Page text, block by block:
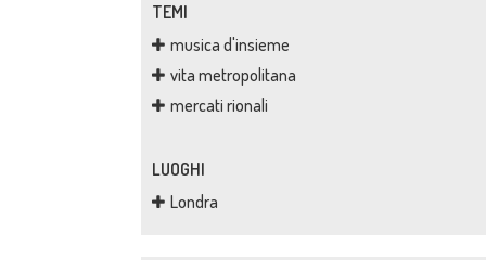
TEMI
musica d'insieme
vita metropolitana
mercati rionali
LUOGHI
Londra